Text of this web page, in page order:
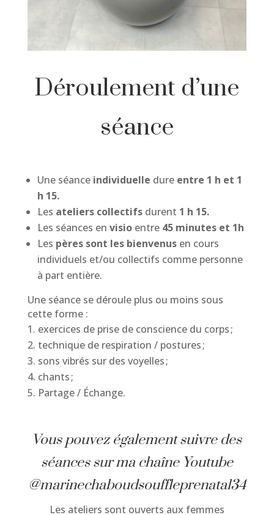
Déroulement d’une
séance
Une séance individuelle dureentre 1 h et 1
h 15.
Les ateliers collectifsdurent 1 h 15.
Les séances en visioentre 45 minutes et 1h
Les pères sont les bienvenusen cours
individuels et/ou collectifs comme personne
à part entière.
Une séance se déroule plus ou moins sous
cette forme :
exercices de prise de conscience du corps ;
technique de respiration / postures ;
sons vibrés sur des voyelles ;
chants ;
Partage / Échange.
Vous pouvez également suivre des
séances sur ma chaîne Youtube
@marinechaboudsouffleprenatal34
Les ateliers sont ouverts aux femmes